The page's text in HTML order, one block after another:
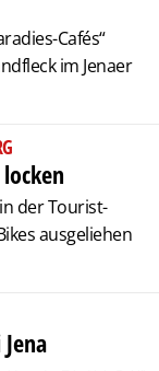
Cafés“
im Jenaer
der Tourist-
ausgeliehen